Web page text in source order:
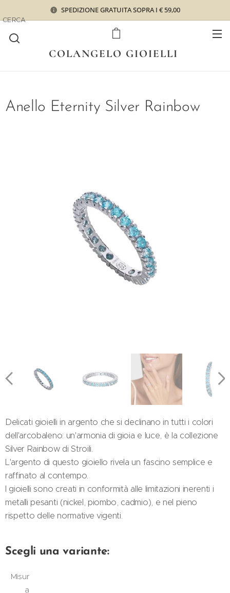
SPEDIZIONE GRATUITA SOPRA I € 59,00
COLANGELO GIOIELLI
CERCA
Anello Eternity Silver Rainbow
Delicati gioielli in argento che si declinano in tutti i colori
dell'arcobaleno: un'armonia di gioia e luce, è la collezione
Silver Rainbow di Stroili.
L'argento di questo gioiello rivela un fascino semplice e
raffinato al contempo.
I gioielli sono creati in conformità alle limitazioni inerenti i
metalli pesanti (nickel, piombo, cadmio), e nel pieno
rispetto delle normative vigenti.
Scegli una variante:
Misur
a